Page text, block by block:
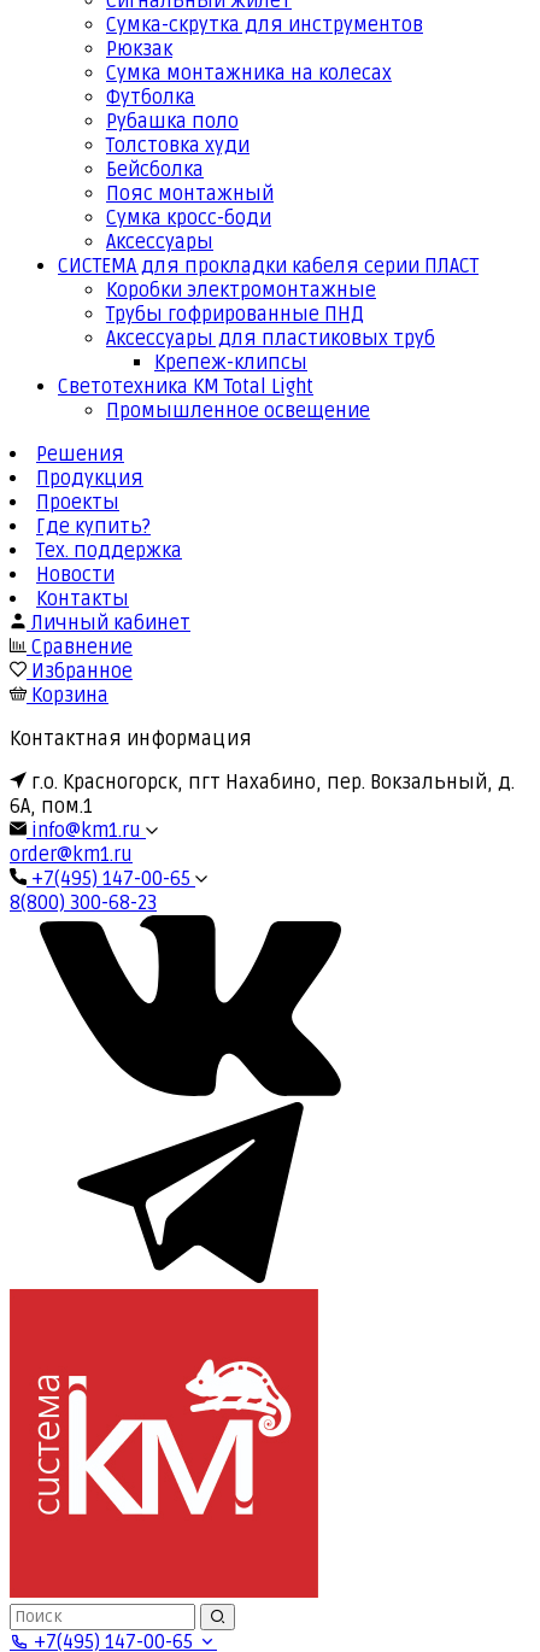
Сумка-скрутка для инструментов
Рюкзак
Сумка монтажника на колесах
Футболка
Рубашка поло
Толстовка худи
Бейсболка
Пояс монтажный
Сумка кросс-боди
Аксессуары
СИСТЕМА для прокладки кабеля серии ПЛАСТ
Коробки электромонтажные
Трубы гофрированные ПНД
Аксессуары для пластиковых труб
Крепеж-клипсы
Светотехника КМ Total Light
Промышленное освещение
Решения
Продукция
Проекты
Где купить?
Тех. поддержка
Новости
Контакты
Личный кабинет
Сравнение
Избранное
Корзина
Контактная информация
г.о. Красногорск, пгт Нахабино, пер. Вокзальный, д.
6А, пом.1
info@km1.ru
order@km1.ru
+7(495) 147-00-65
8(800) 300-68-23
+7(495) 147-00-65